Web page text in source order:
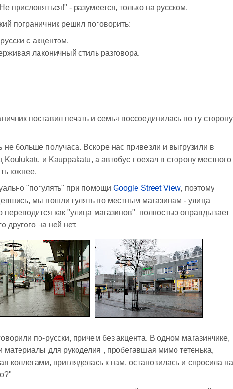
прислоняться!" - разумеется, только на русском.
пограничник решил поговорить:
с акцентом.
лаконичный стиль разговора.
поставил печать и семья воссоединилась по ту сторону
больше получаса. Вскоре нас привезли и выгрузили в
Koulukatu и Kauppakatu, а автобус поехал в сторону местного
южнее.
"погулять" при помощи Google Street View, поэтому
мы пошли гулять по местным магазинам - улица
переводится как "улица магазинов", полностью оправдывает
другого на ней нет.
по-русски, причем без акцента. В одном магазинчике,
материалы для рукоделия , пробегавшая мимо тетенька,
коллегами, пригляделась к нам, остановилась и спросила на